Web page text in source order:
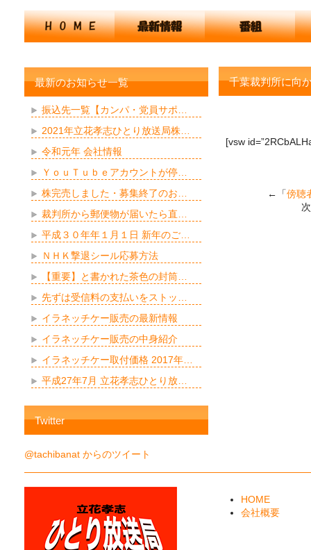
千葉裁判所に向
[vsw
←「傍聴
次
最新のお知らせ一覧
振込先一覧【カンパ・党員サポ…
2021年立花孝志ひとり放送局株…
令和元年 会社情報
ＹｏｕＴｕｂｅアカウントが停…
株完売しました・募集終了のお…
裁判所から郵便物が届いたら直…
平成３０年年１月１日 新年のご…
ＮＨＫ撃退シール応募方法
【重要】と書かれた茶色の封筒…
先ずは受信料の支払いをストッ…
イラネッチケー販売の最新情報
イラネッチケー販売の中身紹介
イラネッチケー取付価格 2017年…
平成27年7月 立花孝志ひとり放…
Twitter
@tachibanat からのツイート
HOME
会社概要